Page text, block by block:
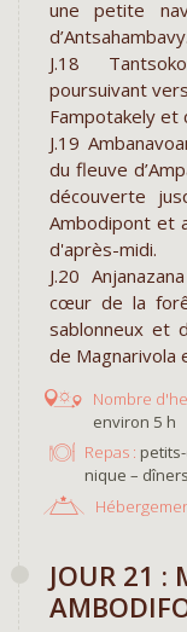
une petite
d’Antsahambavy.
J.18
poursuivant
Fampotakely et
J.19
du fleuve
découverte
Ambodipont et
d'après-midi.
J.20
cœur de la
sablonneux et
de Magnarivola
environ 5 h
Repas :
nique –
JOUR 21 :